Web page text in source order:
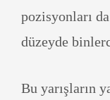
pozisyonları
düzeyde
Bu yarışların